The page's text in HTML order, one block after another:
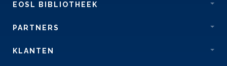
EOSL BIBLIOTHEEK
PARTNERS
KLANTEN